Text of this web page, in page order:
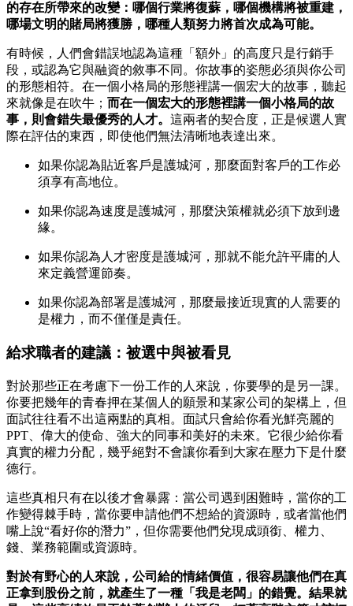
的存在所帶來的改變：哪個行業將復蘇，哪個機構將被重建，
哪場文明的賭局將獲勝，哪種人類努力將首次成為可能。
有時候，人們會錯誤地認為這種「額外」的高度只是行銷手
段，或認為它與融資的敘事不同。你故事的姿態必須與你公司
的形態相符。在一個小格局的形態裡講一個宏大的故事，聽起
來就像是在吹牛； 而在一個宏大的形態裡講一個小格局的故
事，則會錯失最優秀的人才。 這兩者的契合度，正是候選人實
際在評估的東西，即使他們無法清晰地表達出來。
如果你認為貼近客戶是護城河，那麼面對客戶的工作必
須享有高地位。
如果你認為速度是護城河，那麼決策權就必須下放到邊
緣。
如果你認為人才密度是護城河，那就不能允許平庸的人
來定義營運節奏。
如果你認為部署是護城河，那麼最接近現實的人需要的
是權力，而不僅僅是責任。
給求職者的建議：被選中與被看見
對於那些正在考慮下一份工作的人來說，你要學的是另一課。
你要把幾年的青春押在某個人的願景和某家公司的架構上，但
面試往往看不出這兩點的真相。面試只會給你看光鮮亮麗的
PPT、偉大的使命、強大的同事和美好的未來。它很少給你看
真實的權力分配，幾乎絕對不會讓你看到大家在壓力下是什麼
德行。
這些真相只有在以後才會暴露：當公司遇到困難時，當你的工
作變得棘手時，當你要申請他們不想給的資源時，或者當他們
嘴上說“看好你的潛力”，但你需要他們兌現成頭銜、權力、
錢、業務範圍或資源時。
對於有野心的人來說，公司給的情緒價值，很容易讓他們在真
正拿到股份之前，就產生了一種「我是老闆」的錯覺。結果就